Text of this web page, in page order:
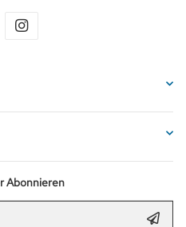
Abonnieren